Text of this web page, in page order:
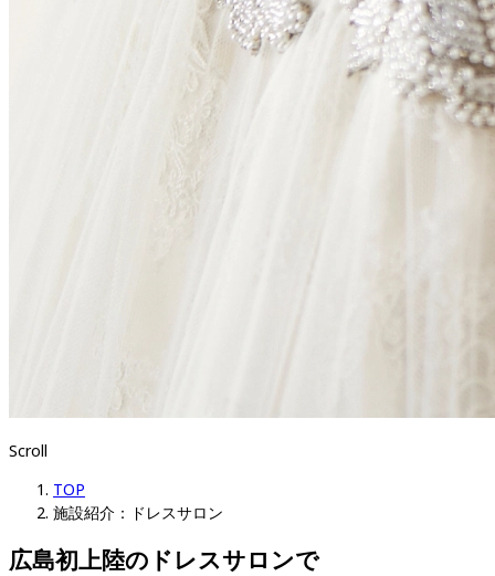
Scroll
TOP
施設紹介：ドレスサロン
広島初上陸のドレスサロンで